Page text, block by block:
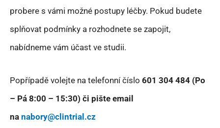
probere s vámi možné postupy léčby. Pokud budete
splňovat podmínky a rozhodnete se zapojit,
nabídneme vám účast ve studii.
Popřípadě volejte na telefonní číslo 601 304 484 (Po
– Pá 8:00 – 15:30) či pište email
na nabory@clintrial.cz